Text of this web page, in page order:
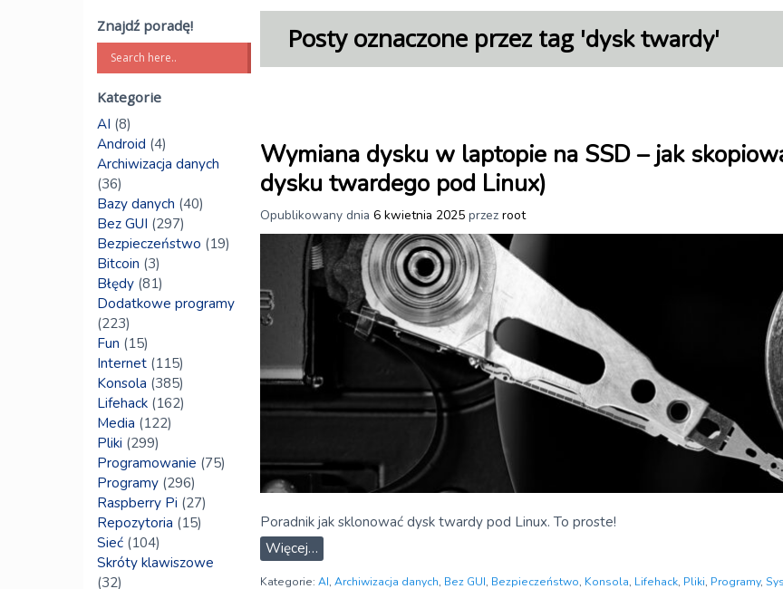
Posty oznaczone przez tag 'dysk twardy'
Wymiana dysku w laptopie na SSD – jak
dysku twardego pod Linux)
Opublikowany dnia 6 kwietnia 2025 przez root
Poradnik jak sklonować dysk twardy pod Linux. To proste!
Więcej…
Kategorie: AI, Archiwizacja danych, Bez GUI, Bezpieczeństwo, Konsola, Lifehack, Pliki, Programy,
Znajdź poradę!
Kategorie
AI (8)
Android (4)
Archiwizacja danych
(36)
Bazy danych (40)
Bez GUI (297)
Bezpieczeństwo (19)
Bitcoin (3)
Błędy (81)
Dodatkowe programy
(223)
Fun (15)
Internet (115)
Konsola (385)
Lifehack (162)
Media (122)
Pliki (299)
Programowanie (75)
Programy (296)
Raspberry Pi (27)
Repozytoria (15)
Sieć (104)
Skróty klawiszowe
(32)